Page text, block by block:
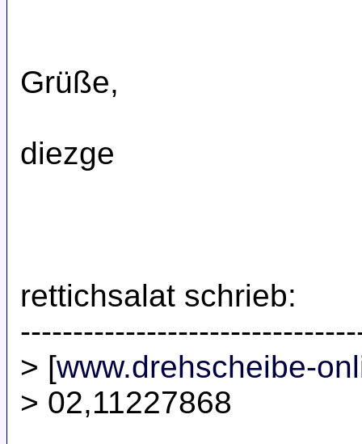
Grüße,
diezge
rettichsalat schrieb:
> [www.drehscheibe-
> 02,11227868